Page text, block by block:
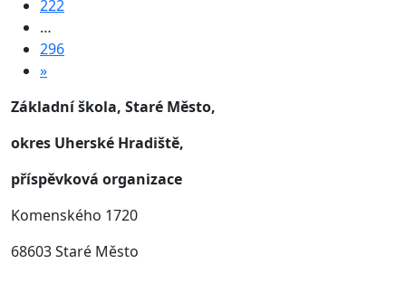
222
…
296
»
Základní škola, Staré Město,
okres Uherské Hradiště,
příspěvková organizace
Komenského 1720
68603 Staré Město